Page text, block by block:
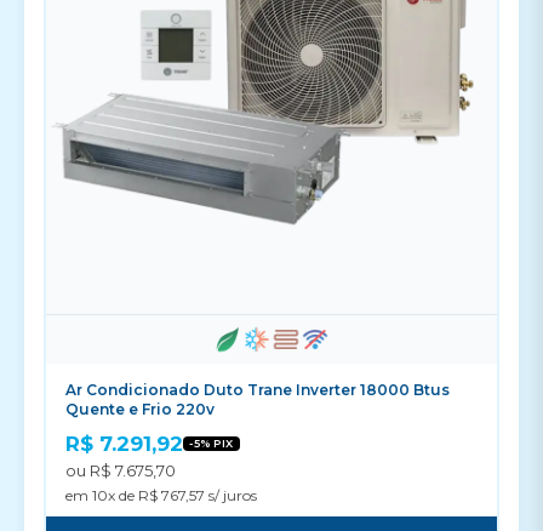
Ar Condicionado Duto Trane Inverter 18000 Btus
Quente e Frio 220v
R$ 7.291,92 -5% PIX
ou R$ 7.675,70
em 10x de R$ 767,57 s/ juros